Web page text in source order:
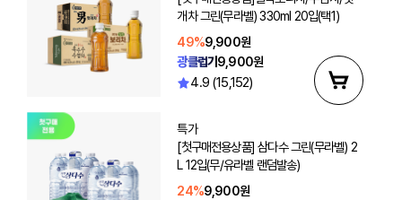
개차 그린(무라벨) 330ml 20입(택1)
49%9,900원
광클럽가9,900원
4.9 (15,152)
특가
[첫구매전용상품] 삼다수 그린(무라벨) 2
L 12입(무/유라벨 랜덤발송)
24%9,900원